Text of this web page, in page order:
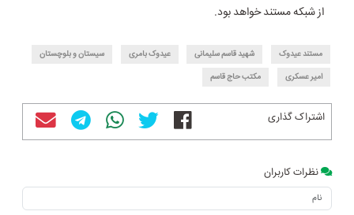
از شبکه مستند خواهد بود.
مستند عیدوک شهید قاسم سلیمانی عیدوک بامری
سیستان و بلوچستان
امیر عسکری
مکتب حاج قاسم
اشتراک گذاری
نظرات کاربران